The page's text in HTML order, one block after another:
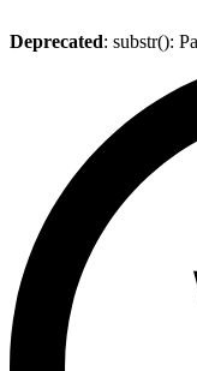
Deprecated: substr():